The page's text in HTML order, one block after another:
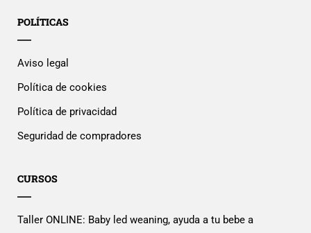
POLÍTICAS
Aviso legal
Política de cookies
Política de privacidad
Seguridad de compradores
CURSOS
Taller ONLINE: Baby led weaning, ayuda a tu bebe a